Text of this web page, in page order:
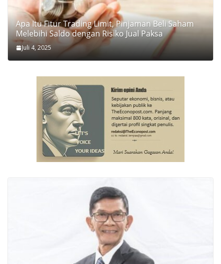
Apa Itu Fitur Trading Limit, Pinjaman Beli Saham
Melebihi Saldo dengan Risiko Jual Paksa
Juli 4, 2025